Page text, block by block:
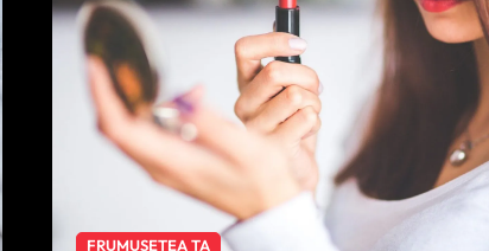
FRUMUSEȚEA TA